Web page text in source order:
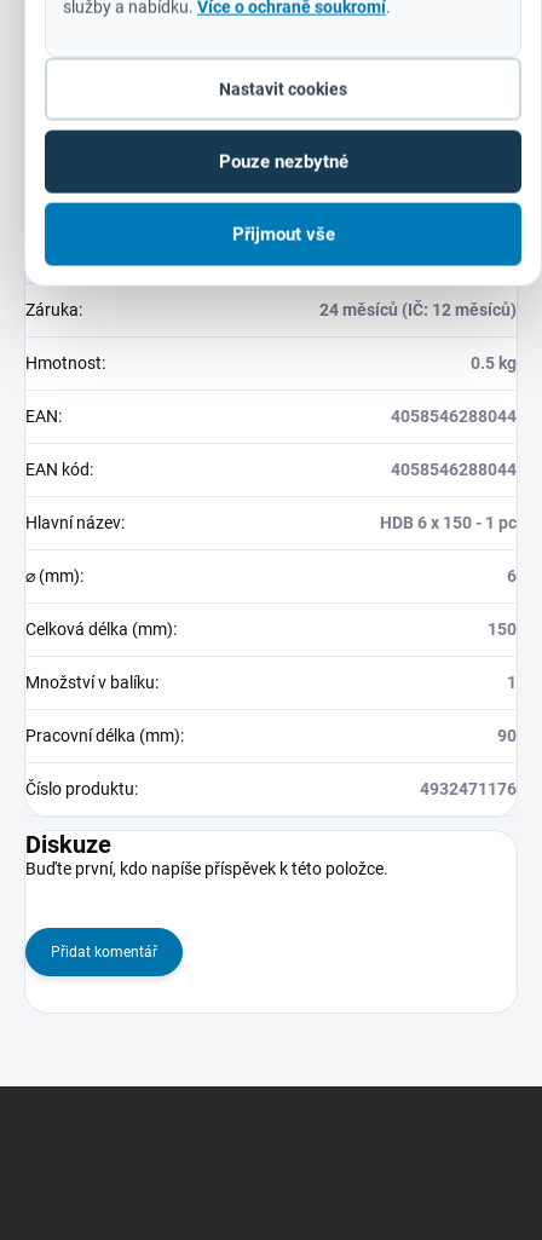
služby a nabídku. Více o ochraně soukromí.
Nastavit cookies
Pouze nezbytné
Přijmout vše
uživatelem v kufru na nářadí.
Doplňkové parametry
Kategorie
Záruka: 24 měsíců (IČ: 12 měsíců)
Hmotnost: 0.5 kg
EAN: 4058546288044
EAN kód: 4058546288044
Hlavní název: HDB 6 x 150 - 1 pc
⌀ (mm): 6
Celková délka (mm): 150
Množství v balíku: 1
Pracovní délka (mm): 90
Číslo produktu: 4932471176
Diskuze
Buďte první, kdo napíše příspěvek k této položce.
Přidat komentář